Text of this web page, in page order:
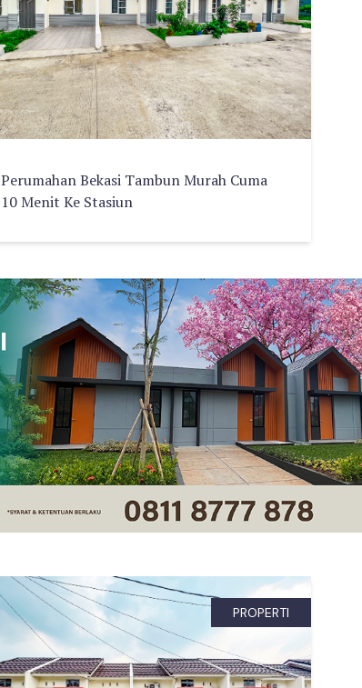
Perumahan Bekasi Tambun Murah Cuma
10 Menit Ke Stasiun
PROPERTI